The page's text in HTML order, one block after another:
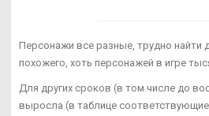
Персонажи все разные, трудно найти
похожего, хоть персонажей в игре
Для других сроков (в том числе до
выросла (в таблице